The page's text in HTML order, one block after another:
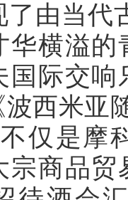
了由当代
华横溢
国际交
西米亚
仅是摩
宗商品